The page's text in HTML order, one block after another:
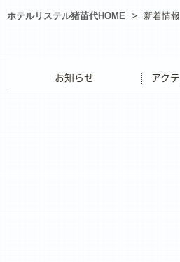
ホテルリステル猪苗代HOME > 新着情報